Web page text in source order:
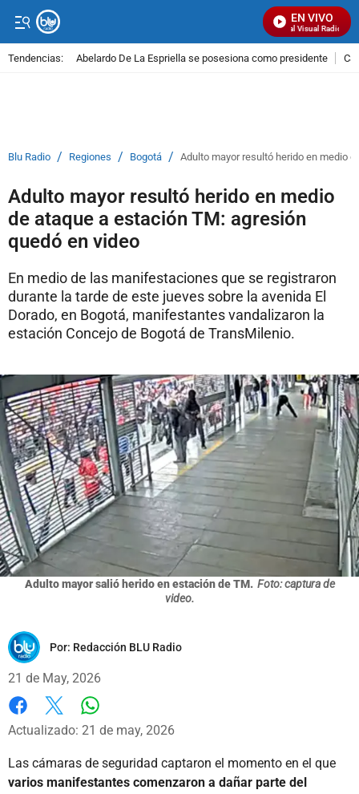
EN VIVO
Señal Visual Radio
Tendencias: Abelardo De La Espriella se posesiona como presidente
Blu Radio / Regiones / Bogotá / Adulto mayor resultó herido en medio
Adulto mayor resultó herido en medio
de ataque a estación TM: agresión
quedó en video
En medio de las manifestaciones que se registraron
durante la tarde de este jueves sobre la avenida El
Dorado, en Bogotá, manifestantes vandalizaron la
estación Concejo de Bogotá de TransMilenio.
Adulto mayor salió herido en estación de TM. Foto: captura de
video.
Por: Redacción BLU Radio
21 de May, 2026
Facebook
X
Actualizado: 21 de may, 2026
Las cámaras de seguridad captaron el momento en el que
varios manifestantes comenzaron a dañar parte del